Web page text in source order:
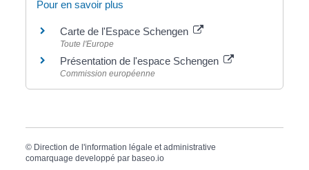
Pour en savoir plus
Carte de l'Espace Schengen
Toute l'Europe
Présentation de l'espace Schengen
Commission européenne
© Direction de l'information légale et administrative
comarquage developpé par baseo.io